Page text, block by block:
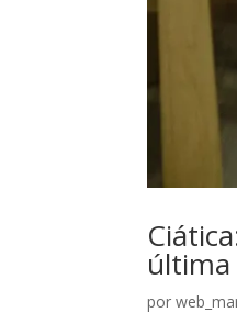
última
por